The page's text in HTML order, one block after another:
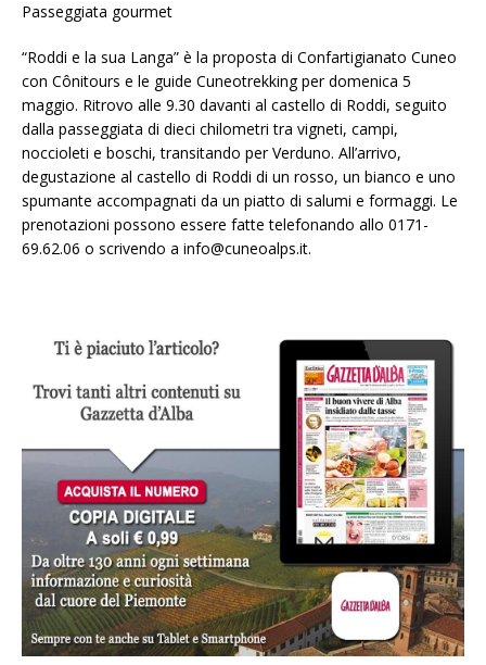
Passeggiata gourmet
“Roddi e la sua Langa” è la proposta di Confartigianato Cuneo
con Cônitours e le guide Cuneotrekking per domenica 5
maggio. Ritrovo alle 9.30 davanti al castello di Roddi, seguito
dalla passeggiata di dieci chilometri tra vigneti, campi,
noccioleti e boschi, transitando per Verduno. All’arrivo,
degustazione al castello di Roddi di un rosso, un bianco e uno
spumante accompagnati da un piatto di salumi e formaggi. Le
prenotazioni possono essere fatte telefonando allo 0171-
69.62.06 o scrivendo a info@cuneoalps.it.